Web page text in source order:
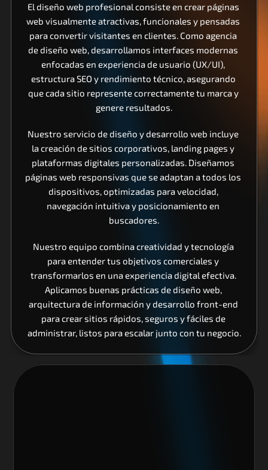
El diseño web profesional consiste en crear páginas
web visualmente atractivas, funcionales y pensadas
para convertir visitantes en clientes. Como agencia
de diseño web, desarrollamos interfaces modernas
enfocadas en experiencia de usuario (UX/UI),
estructura SEO y rendimiento técnico, asegurando
que cada sitio represente correctamente tu marca y
genere resultados.
Nuestro servicio de diseño y desarrollo web incluye
la creación de sitios corporativos, landing pages y
plataformas digitales personalizadas. Diseñamos
páginas web responsivas que se adaptan a todos los
dispositivos, optimizadas para velocidad,
navegación intuitiva y posicionamiento en
buscadores.
Nuestro equipo combina creatividad y tecnología
para entender tus objetivos comerciales y
transformarlos en una experiencia digital efectiva.
Aplicamos buenas prácticas de diseño web,
arquitectura de información y desarrollo front-end
para crear sitios rápidos, seguros y fáciles de
administrar, listos para escalar junto con tu negocio.